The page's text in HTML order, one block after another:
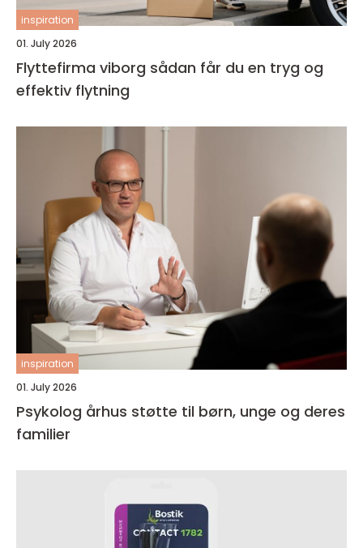
inspiration
01. July 2026
Flyttefirma viborg sådan får du en tryg og
effektiv flytning
inspiration
01. July 2026
Psykolog århus støtte til børn, unge og deres
familier